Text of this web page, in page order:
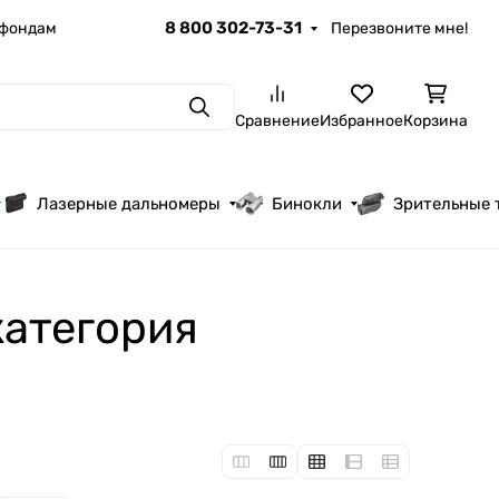
8 800 302-73-31 Перезвоните мне!
ПоискСравнениеИзбранноеКорзина
Лазерные дальномеры Бинокли Зрительные